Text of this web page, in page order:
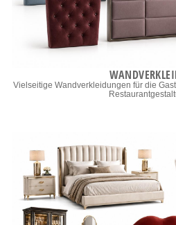
Vielseitige Wandverkleidungen für die